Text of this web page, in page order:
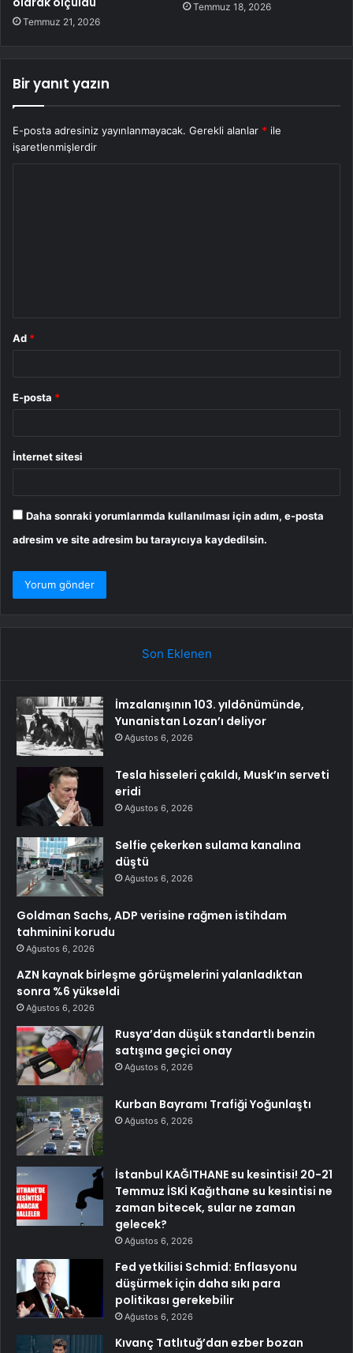
Temmuz 21, 2026
Temmuz 18, 2026
Bir yanıt yazın
E-posta adresiniz yayınlanmayacak. Gerekli alanlar * ile
işaretlenmişlerdir
Ad *
E-posta *
İnternet sitesi
Daha sonraki yorumlarımda kullanılması için adım, e-posta
adresim ve site adresim bu tarayıcıya kaydedilsin.
Son Eklenen
İmzalanışının 103. yıldönümünde,
Yunanistan Lozan’ı deliyor
Ağustos 6, 2026
Tesla hisseleri çakıldı, Musk’ın serveti
eridi
Ağustos 6, 2026
Selfie çekerken sulama kanalına
düştü
Ağustos 6, 2026
Goldman Sachs, ADP verisine rağmen istihdam
tahminini korudu
Ağustos 6, 2026
AZN kaynak birleşme görüşmelerini yalanladıktan
sonra %6 yükseldi
Ağustos 6, 2026
Rusya’dan düşük standartlı benzin
satışına geçici onay
Ağustos 6, 2026
Kurban Bayramı Trafiği Yoğunlaştı
Ağustos 6, 2026
İstanbul KAĞITHANE su kesintisi! 20-21
Temmuz İSKİ Kağıthane su kesintisi ne
zaman bitecek, sular ne zaman
gelecek?
Ağustos 6, 2026
Fed yetkilisi Schmid: Enflasyonu
düşürmek için daha sıkı para
politikası gerekebilir
Ağustos 6, 2026
Kıvanç Tatlıtuğ’dan ezber bozan